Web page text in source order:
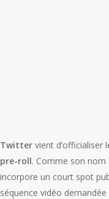
Twitter vient d’officialiser
pre-roll. Comme son nom
incorpore un court spot
séquence vidéo